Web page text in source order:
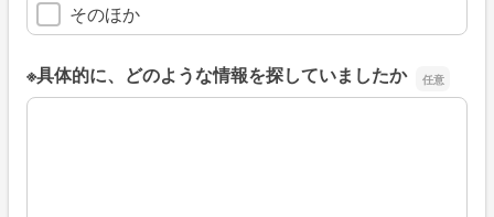
そのほか
※具体的に、どのような情報を探していましたか
※具体的に、どのような情報を探していましたか